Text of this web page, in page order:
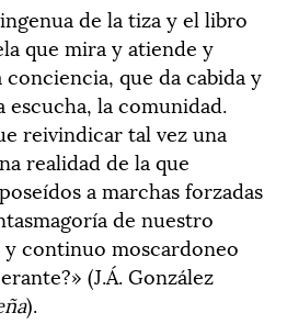
de la tiza y el libro
que mira y atiende y
que da cabida y
la comunidad.
reivindicar tal vez una
realidad de la que
a marchas forzadas
de nuestro
continuo moscardoneo
(J.Á. González
).